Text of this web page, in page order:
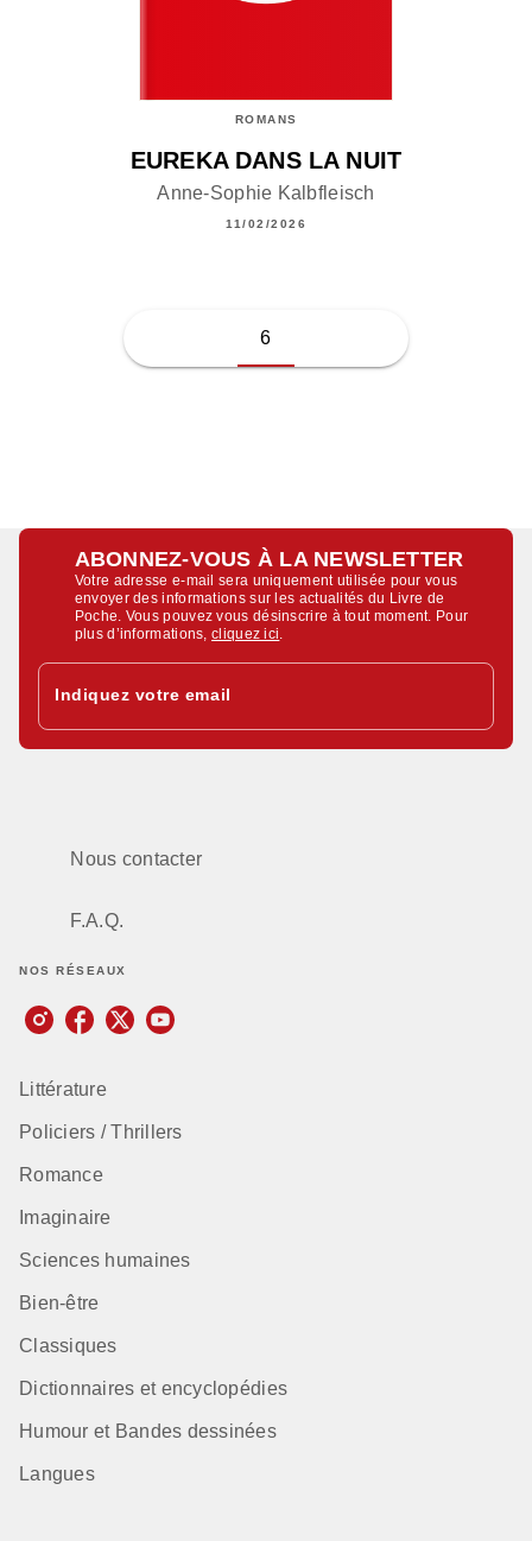
ROMANS
EUREKA DANS LA NUIT
Anne-Sophie Kalbfleisch
11/02/2026
6
ABONNEZ-VOUS À LA NEWSLETTER
Votre adresse e-mail sera uniquement utilisée pour vous
envoyer des informations sur les actualités du Livre de
Poche. Vous pouvez vous désinscrire à tout moment. Pour
plus d’informations,cliquez ici
Indiquez votre email
Nous contacter
F.A.Q.
NOS RÉSEAUX
Littérature
Policiers / Thrillers
Romance
Imaginaire
Sciences humaines
Bien-être
Classiques
Dictionnaires et encyclopédies
Humour et Bandes dessinées
Langues